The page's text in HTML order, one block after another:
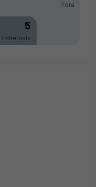
Fora
5
Entre pals